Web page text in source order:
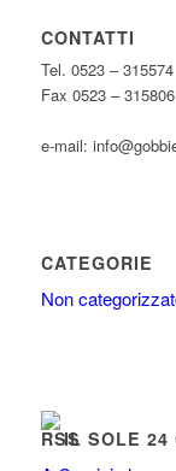
CONTATTI
Tel. 0523 – 315574
Fax 0523 – 315806
e-mail:
CATEGORIE
Non
IL SOLE 24